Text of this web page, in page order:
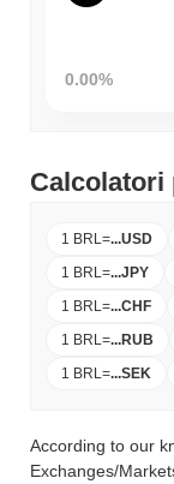
0.00%
Calcolatori
1 BRL =...USD
1 BRL =...JPY
1 BRL =...CHF
1 BRL =...RUB
1 BRL =...SEK
According to our
Exchanges/